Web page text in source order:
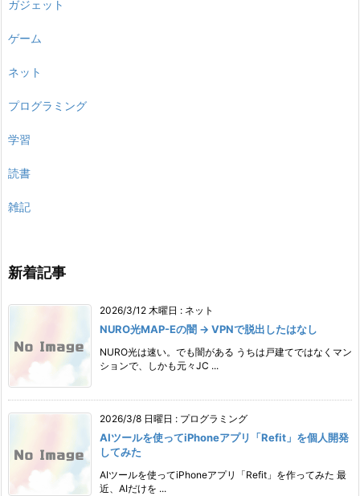
ガジェット
ゲーム
ネット
プログラミング
学習
読書
雑記
新着記事
2026/3/12 木曜日 : ネット
NURO光MAP-Eの闇 → VPNで脱出したはなし
NURO光は速い。でも闇がある うちは戸建てではなくマン
ションで、しかも元々JC ...
2026/3/8 日曜日 : プログラミング
AIツールを使ってiPhoneアプリ「Refit」を個人開発
してみた
AIツールを使ってiPhoneアプリ「Refit」を作ってみた 最
近、AIだけを ...